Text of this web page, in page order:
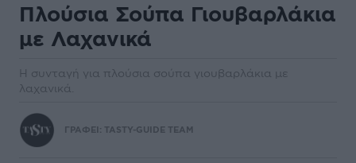
Πλούσια Σούπα Γιουβαρλάκια
µε Λαχανικά
Η συνταγή για πλούσια σούπα γιουβαρλάκια µε
λαχανικά.
ΓΡΑΦΕΙ: TASTY-GUIDE TEAM